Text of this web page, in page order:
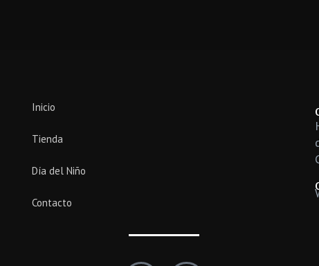
Inicio
Tienda
Día del Niño
Contacto